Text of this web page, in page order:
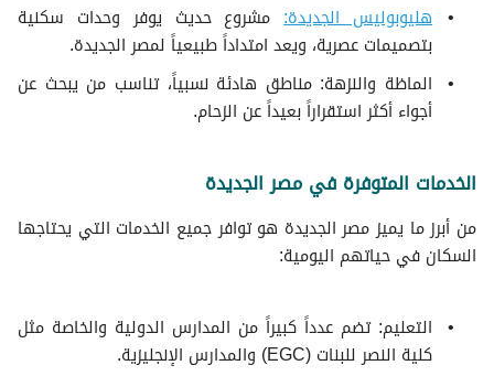
هليوبوليس الجديدة:مشروع حديث يوفر وحدات سكنية
بتصميمات عصرية، ويعد امتداداً طبيعياً لمصر الجديدة.
الماظة والنزهة: مناطق هادئة نسبياً، تناسب من يبحث عن
أجواء أكثر استقراراً بعيداً عن الزحام.
الخدمات المتوفرة في مصر الجديدة
من أبرز ما يميز مصر الجديدة هو توافر جميع الخدمات التي يحتاجها
السكان في حياتهم اليومية:
التعليم: تضم عدداً كبيراً من المدارس الدولية والخاصة مثل
كلية النصر للبنات (EGC) والمدارس الإنجليزية.